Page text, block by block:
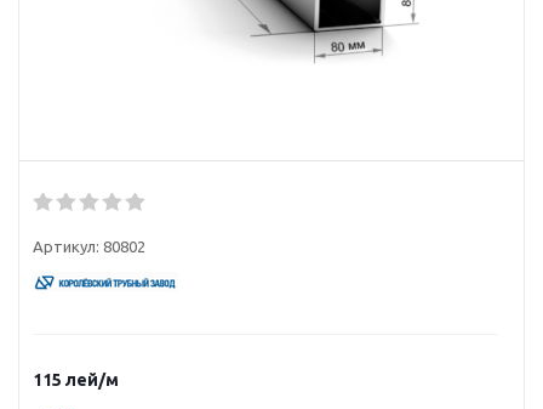
Артикул: 80802
115 лей/м